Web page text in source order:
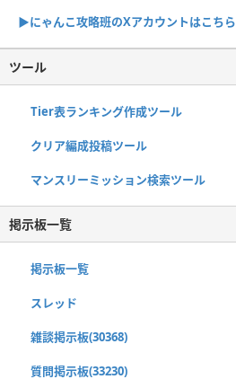
▶︎にゃんこ攻略班のXアカウントはこちら
ツール
Tier表ランキング作成ツール
クリア編成投稿ツール
マンスリーミッション検索ツール
掲示板一覧
掲示板一覧
スレッド
雑談掲示板(30368)
質問掲示板(33230)